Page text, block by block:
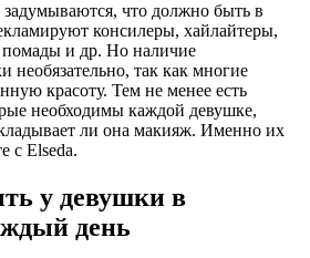
что должно быть в
консилеры, хайлайтеры,
и др. Но наличие
необязательно, так как многие
красоту. Тем не менее есть
необходимы каждой девушке,
ли она макияж. Именно их
с Elseda.
у девушки в
день